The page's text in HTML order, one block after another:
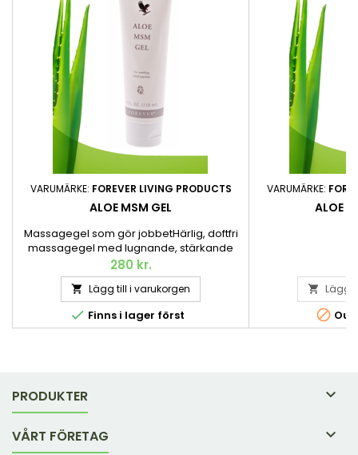
VARUMÄRKE: FOREVER LIVING PRODUCTS
ALOE MSM GEL
Massagegel som gör jobbetHärlig, doftfri
massagegel med lugnande, stärkande
och hudvårdande egenskaper. Innehåller
bland annat MSM, Aloe vera och olika
örter. 118 ml.
280 kr.
 Lägg till i varukorgen
 Finns i lager först
VARUMÄRKE:
ALOE
 Lägg

PRODUKTER 
VÅRT FÖRETAG 